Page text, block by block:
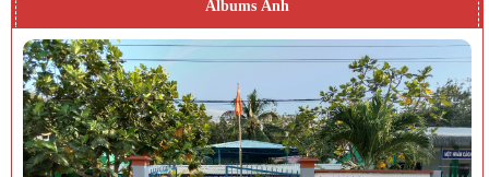
Albums Ảnh